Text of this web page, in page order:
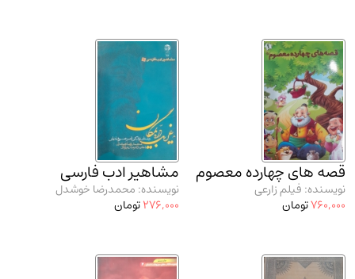
قصه های چهارده معصوم
نویسنده: فیلم زارعی
760,000تومان
مشاهیر ادب فارسی
نویسنده: محمدرضا خوشدل
276,000تومان